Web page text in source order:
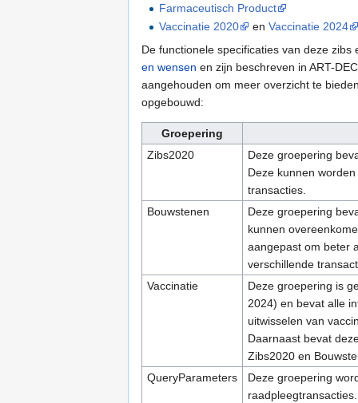
Farmaceutisch Product
Vaccinatie 2020
enVaccinatie 2024
De functionele specificaties van deze
en wensen en zijn beschreven in ART-
aangehouden om meer overzicht te
opgebouwd:
Groepering
Zibs2020
Deze groepering
Deze kunnen
transacties.
Bouwstenen
Deze groepering
kunnen
aangepast om beter
verschillende
Vaccinatie
Deze groepering is
2024) en bevat alle
uitwisselen van
Daarnaast bevat
Zibs2020 en
QueryParameters
Deze groepering